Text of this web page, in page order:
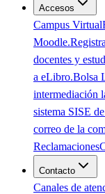
Accesos
Campus Virtual
Moodle.
docentes y
a eLibro.Bolsa
intermediación
sistema SISE
correo de la
Reclamaciones
Contacto
Canales de